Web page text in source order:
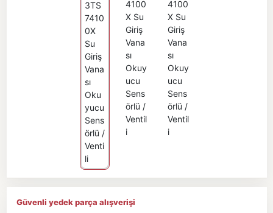
Güvenli yedek parça alışverişi